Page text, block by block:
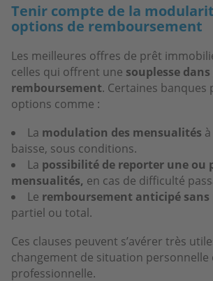
Tenir compte de la
options de remboursement
Les meilleures offres de prêt
celles qui offrent une souplesse dans
remboursement. Certaines banques
options comme :
La modulation des mensualités
baisse, sous conditions.
La possibilité de reporter une ou
mensualités, en cas de difficulté
Le remboursement anticipé sans
partiel ou total.
Ces clauses peuvent s’avérer très
changement de situation personnelle
professionnelle.